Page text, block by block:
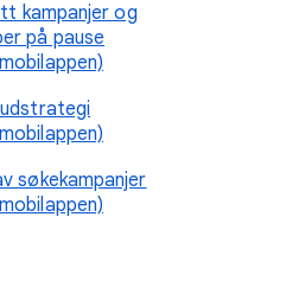
kampanjer og
på pause
søkekampanjer